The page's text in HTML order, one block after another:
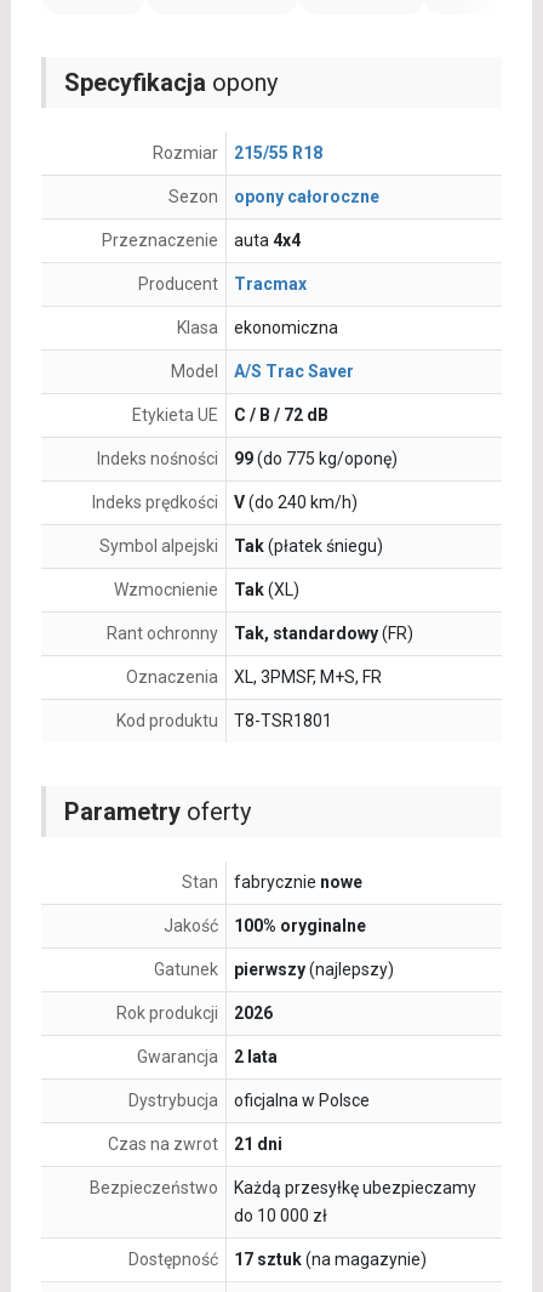
Parametryoferty
Stan fabrycznie nowe
Jakość 100% oryginalne
Gatunek pierwszy(najlepszy)
Rok produkcji 2026
Gwarancja 2 lata
Dystrybucja oficjalna w Polsce
Czas na zwrot 21 dni
Bezpieczeństwo
Każdą przesyłkę ubezpieczamy
do 10 000 zł
Dostępność 17 sztuk(na magazynie)
Specyfikacja opony
Rozmiar 215/55 R18
Sezon opony całoroczne
Przeznaczenie auta 4x4
Producent Tracmax
Klasa ekonomiczna
Model A/S Trac Saver
Etykieta UE C / B / 72 dB
Indeks nośności 99(do 775 kg/oponę)
Indeks prędkości V(do 240 km/h)
Symbol alpejski Tak(płatek śniegu)
Wzmocnienie Tak(XL)
Rant ochronny Tak, standardowy(FR)
Oznaczenia XL, 3PMSF, M+S, FR
Kod produktu T8-TSR1801